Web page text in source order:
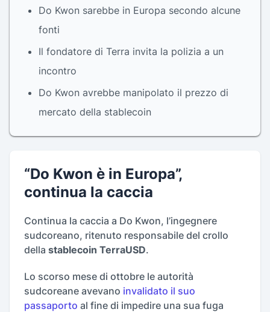
Do Kwon sarebbe in Europa secondo alcune
fonti
Il fondatore di Terra invita la polizia a un
incontro
Do Kwon avrebbe manipolato il prezzo di
mercato della stablecoin
“Do Kwon è in Europa”,
continua la caccia
Continua la caccia a Do Kwon, l’ingegnere
sudcoreano, ritenuto responsabile del crollo
della stablecoin TerraUSD.
Lo scorso mese di ottobre le autorità
sudcoreane avevano invalidato il suo
passaporto al fine di impedire una sua fuga